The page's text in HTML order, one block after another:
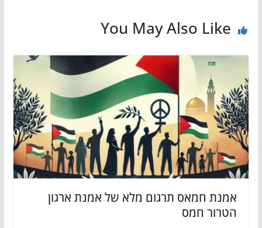
You May Also Like
אמנת חמאס תרגום מלא של אמנת ארגון
הטרור חמס